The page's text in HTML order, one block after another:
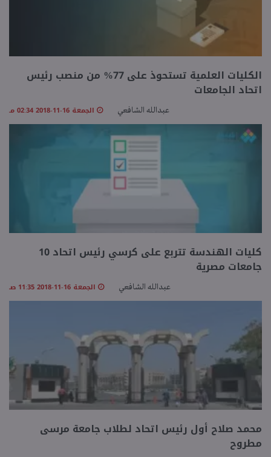
الكليات العلمية تستحوذ على 77% من منصب رئيس
اتحاد الجامعات
عبدالله الشافعي الجمعة 16-11-2018 02:34 مـ
كليات الهندسة تتربع على كرسي رئيس اتحاد 10
جامعات مصرية
عبدالله الشافعي الجمعة 16-11-2018 11:35 صـ
محمد صلاح أول رئيس اتحاد لطلاب جامعة مرسى
مطروح